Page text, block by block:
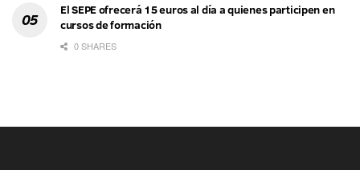
El SEPE ofrecerá 15 euros al día a quienes participen en
cursos de formación
0 SHARES